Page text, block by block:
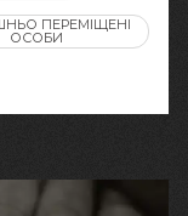
ПЕРЕМІЩЕНІ
ОСОБИ